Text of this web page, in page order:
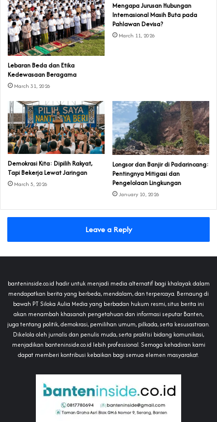
Lebaran Beda dan Etika
Kedewasaan Beragama
March 31, 2026
Mengapa Jurusan Hubungan
Internasional Masih Buta pada
Pahlawan Devisa?
March 11, 2026
Demokrasi Kita: Dipilih Rakyat,
Tapi Bekerja Lewat Jaringan
March 5, 2026
Longsor dan Banjir di Padarincang:
Pentingnya Mitigasi dan
Pengelolaan Lingkungan
January 10, 2026
Leave a Reply
banteninside.co.id hadir untuk menjadi media alternatif bagi khalayak dalam
mendapatkan berita yang berbeda, mendalam, dan terpercaya. Bernaung di
bawah PT Siloka Aulia Media yang berbadan hukum resmi, situs berita ini
akan menambah khasanah pengetahuan dan informasi seputar Banten,
juga tentang politik, demokrasi, pemilihan umum, pilkada, serta kesusastraan.
Dikelola oleh jurnalis dan penulis muda, serta praktisi bidang komunikasi,
menjadikan banteninside.co.id lebih professional. Semoga kehadiran kami
dapat memberi kontribusi kebaikan bagi semua elemen masyarakat.